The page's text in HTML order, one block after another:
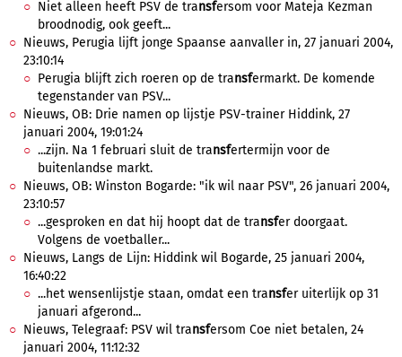
Niet alleen heeft PSV de transfersom voor Mateja Kezman
broodnodig, ook geeft...
Nieuws, Perugia lijft jonge Spaanse aanvaller in, 27 januari 2004,
23:10:14
Perugia blijft zich roeren op de transfermarkt. De komende
tegenstander van PSV...
Nieuws, OB: Drie namen op lijstje PSV-trainer Hiddink, 27
januari 2004, 19:01:24
...zijn. Na 1 februari sluit de transfertermijn voor de
buitenlandse markt.
Nieuws, OB: Winston Bogarde: "ik wil naar PSV", 26 januari 2004,
23:10:57
...gesproken en dat hij hoopt dat de transfer doorgaat.
Volgens de voetballer...
Nieuws, Langs de Lijn: Hiddink wil Bogarde, 25 januari 2004,
16:40:22
...het wensenlijstje staan, omdat een transfer uiterlijk op 31
januari afgerond...
Nieuws, Telegraaf: PSV wil transfersom Coe niet betalen, 24
januari 2004, 11:12:32